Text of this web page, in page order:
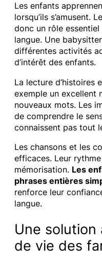
Les enfants
lorsqu’ils s’amusent.
donc un rôle essentiel
langue. Une
différentes activités
d’intérêt des enfants.
La lecture d’histoires
exemple un excellent
nouveaux mots. Les
de comprendre le
connaissent pas tout
Les chansons et les
efficaces. Leur
mémorisation. Les
phrases entières
renforce leur
langue.
Une solution
de vie des